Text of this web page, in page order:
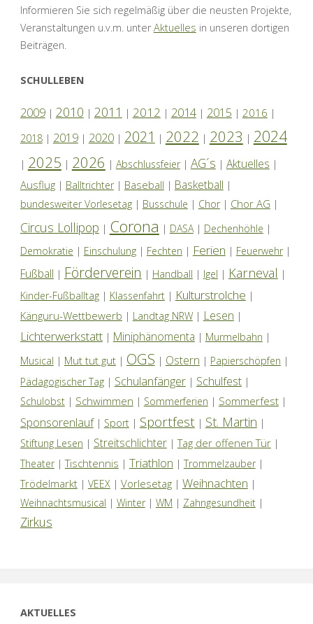
Informieren Sie sich regelmäßig über die neusten Projekte,
Veranstaltungen u.v.m. unterAktuelles in unseren dortigen
Beiträgen.
SCHULLEBEN
2009| 2010 | 2011 | 2012 | 2014| 2015 | 2016 |
2018| 2019| 2020| 2021 | 2022 | 2023 | 2024
| 2025 | 2026 | Abschlussfeier| AG´s | Aktuelles |
Ausflug| Balltrichter| Baseball | Basketball |
bundesweiter Vorlesetag| Busschule | Chor| Chor AG |
Circus Lollipop | Corona | DASA| Dechenhöhle |
Demokratie | Einschulung| Fechten | Ferien | Feuerwehr|
Fußball | Förderverein | Handball | Igel | Karneval |
Kinder-Fußballtag| Klassenfahrt| Kulturstrolche |
Känguru-Wettbewerb | Landtag NRW| Lesen |
Lichterwerkstatt| Miniphänomenta | Murmelbahn |
Musical | Mut tut gut| OGS | Ostern | Papierschöpfen |
Pädagogischer Tag| Schulanfänger| Schulfest|
Schulobst| Schwimmen | Sommerferien | Sommerfest|
Sponsorenlauf| Sport| Sportfest | St. Martin |
Stiftung Lesen | Streitschlichter|Tag der offenen Tür|
Theater|Tischtennis | Triathlon | Trommelzauber|
Trödelmarkt| VEEX| Vorlesetag| Weihnachten |
Weihnachtsmusical | Winter| WM | Zahngesundheit|
Zirkus
AKTUELLES